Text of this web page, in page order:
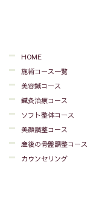
HOME
施術コース一覧
美容鍼コース
鍼灸治療コース
ソフト整体コース
美顔調整コース
産後の骨盤調整コース
カウンセリング